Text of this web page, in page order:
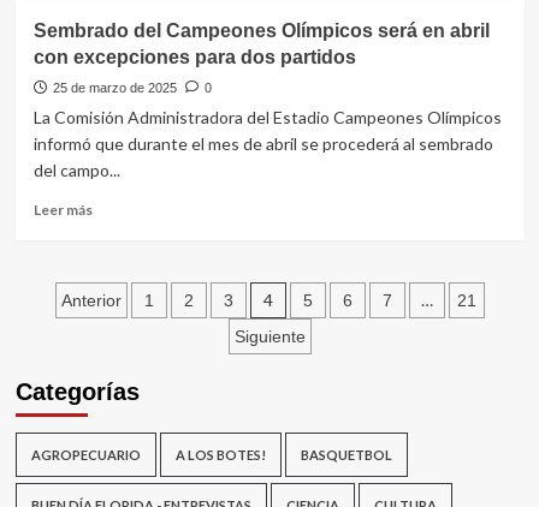
la
gente”
gente
está
desilusionada
por
el
Frente
ganar”
Sembrado del Campeones Olímpicos será en abril
con excepciones para dos partidos
25 de marzo de 2025 0
La Comisión Administradora del Estadio Campeones Olímpicos
informó que durante el mes de abril se procederá al sembrado
del campo...
Leer másLeer
del
Campeones
en
con
excepciones
para
dos
Paginación
entradas
Anterior 1 2 3 4 5 6 7 …
21
Siguiente
Categorías
AGROPECUARIO A LOS BOTES! BASQUETBOL